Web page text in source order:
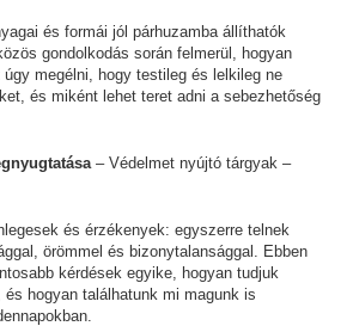
és formái jól párhuzamba állíthatók
gondolkodás során felmerül, hogyan
megélni, hogy testileg és lelkileg ne
és miként lehet teret adni a sebezhetőség
– Védelmet nyújtó tárgyak –
és érzékenyek: egyszerre telnek
örömmel és bizonytalansággal. Ebben
kérdések egyike, hogyan tudjuk
hogyan találhatunk mi magunk is